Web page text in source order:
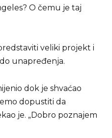
O čemu je taj
veliki projekt i
unapređenja.
dok je shvaćao
dopustiti da
je. „Dobro poznajem